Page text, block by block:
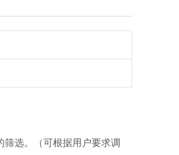
选。（可根据用户要求调